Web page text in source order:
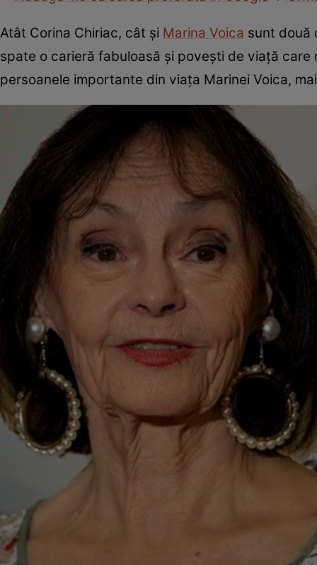
Atât Corina Chiriac, cât și Marina Voica sunt două
spate o carieră fabuloasă și povești de viață
persoanele importante din viața Marinei Voica,